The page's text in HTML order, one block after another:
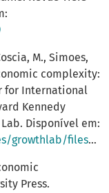
M., Simoes,
complexity:
for International
Kennedy
Disponível em:
atlas_2013_part1.pdf
Press.